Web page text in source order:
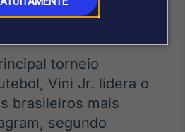
Broadcast
Agro
Tudo sobre o
agronegócio
torneio
Vini Jr. lidera o
brasileiros mais
segundo